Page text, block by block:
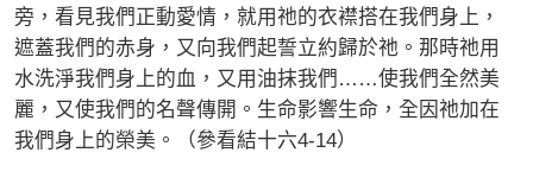
旁，看見我們正動愛情，就用祂的衣襟搭在我們身上，
遮蓋我們的赤身，又向我們起誓立約歸於祂。那時祂用
水洗淨我們身上的血，又用油抹我們……使我們全然美
麗，又使我們的名聲傳開。生命影響生命，全因祂加在
我們身上的榮美。（參看結十六4-14）